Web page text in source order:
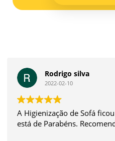
Nathan Custodio
2022-01-04
A experiência foi
excelente tanto para